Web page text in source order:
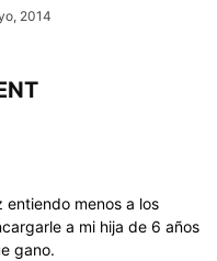
2014
menos a los
a mi hija de 6 años
gano.